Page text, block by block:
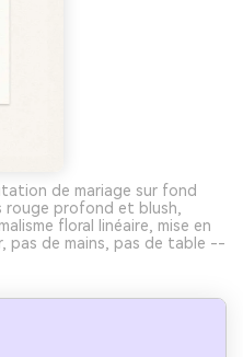
de mariage sur fond
rouge profond et blush,
floral linéaire, mise en
pas de mains, pas de table --